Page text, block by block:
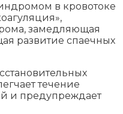
в кровотоке
замедляющая
развитие спаечных
течение
и предупреждает